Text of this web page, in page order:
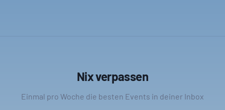
Nix verpassen
Einmal pro Woche die besten Events in deiner Inbox